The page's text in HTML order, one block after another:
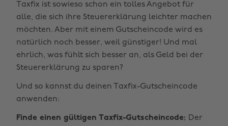
Taxfix ist sowieso schon ein tolles Angebot für
alle, die sich ihre Steuererklärung leichter machen
möchten. Aber mit einem Gutscheincode wird es
natürlich noch besser, weil günstiger! Und mal
ehrlich, was fühlt sich besser an, als Geld bei der
Steuererklärung zu sparen?
Und so kannst du deinen Taxfix-Gutscheincode
anwenden:
Finde einen gültigen Taxfix-Gutscheincode: Der